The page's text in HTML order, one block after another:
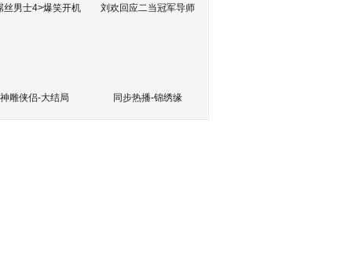
丝男士4>爆笑开机 刘欢回应二当冠军导师
神雕侠侣-大结局 同步热播-锦绣缘